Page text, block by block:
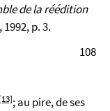
de la réédition
p. 3.
108
[13]; au pire, de ses